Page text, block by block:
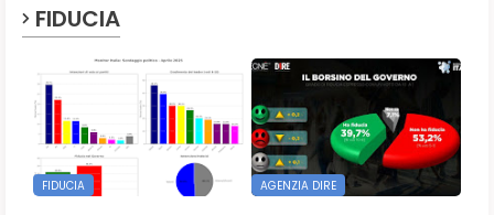
FIDUCIA
FIDUCIA AGENZIA DIRE